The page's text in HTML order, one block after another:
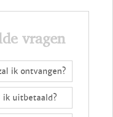
vragen
ik ontvangen?
ik uitbetaald?